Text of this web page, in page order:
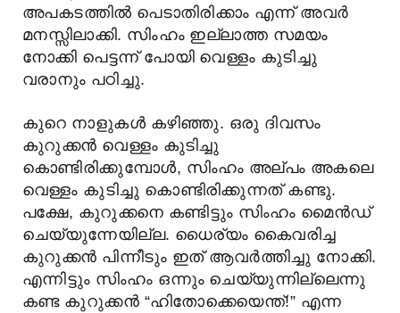
അപകടത്തിൽ പെടാതിരിക്കാം എന്ന് അവർ
മനസ്സിലാക്കി. സിംഹം ഇല്ലാത്ത സമയം
നോക്കി പെട്ടന്ന് പോയി വെള്ളം കുടിച്ചു
വരാനും പഠിച്ചു.
കുറെ നാളുകൾ കഴിഞ്ഞു. ഒരു ദിവസം
കുറുക്കൻ വെള്ളം കുടിച്ചു
കൊണ്ടിരിക്കുമ്പോൾ, സിംഹം അല്പം അകലെ
വെള്ളം കുടിച്ചു കൊണ്ടിരിക്കുന്നത് കണ്ടു.
പക്ഷേ, കുറുക്കനെ കണ്ടിട്ടും സിംഹം മൈൻഡ്
ചെയ്യുന്നേയില്ല. ധൈര്യം കൈവരിച്ച
കുറുക്കൻ പിന്നീടും ഇത് ആവർത്തിച്ചു നോക്കി.
എന്നിട്ടും സിംഹം ഒന്നും ചെയ്യുന്നില്ലെന്നു
കണ്ട കുറുക്കൻ “ഹിതോക്കെയെന്ത്!” എന്ന